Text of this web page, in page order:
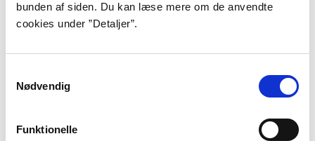
bunden af siden. Du kan læse mere om de anvendte
cookies under ”Detaljer”.
Nødvendig
Funktionelle
alt. Den ville sejre helt, når tilstandene
Martin Andersen Nexø blev født i København i 1869
som fjerde barn i en søskendeflok på elleve. Faderen
var af bondeslægt men ernærede sig som stenhugger.